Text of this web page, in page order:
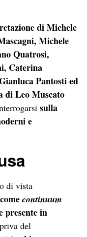
di Michele
Michele
Quatrosi,
Caterina
Pantosti ed
di Leo Muscato
sulla
e
di vista
continuum
presente in
del